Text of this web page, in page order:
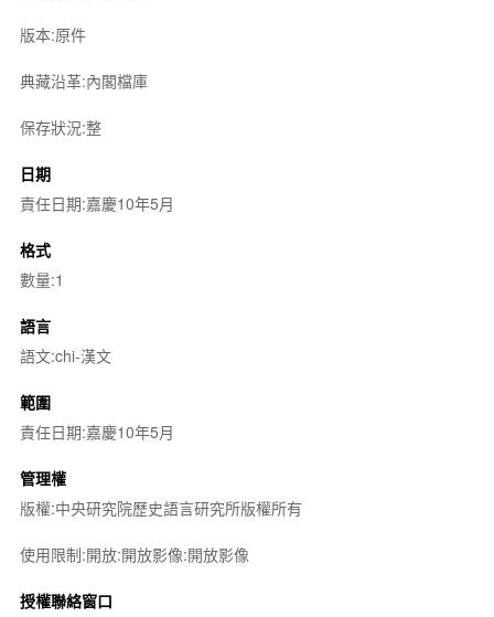
版本:原件
典藏沿革:內閣檔庫
保存狀況:整
日期
責任日期:嘉慶10年5月
格式
數量:1
語言
語文:chi-漢文
範圍
責任日期:嘉慶10年5月
管理權
版權:中央研究院歷史語言研究所版權所有
使用限制:開放:開放影像:開放影像
授權聯絡窗口